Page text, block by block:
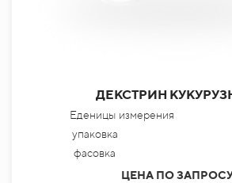
ДЕКСТРИН
Еденицы измерения
упаковка
фасовка
ЦЕНА ПО